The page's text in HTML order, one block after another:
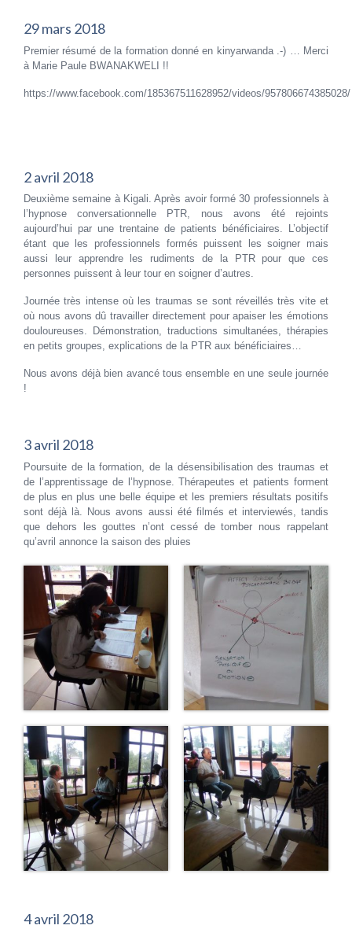
29 mars 2018
Premier résumé de la formation donné en kinyarwanda .-) … Merci
à Marie Paule BWANAKWELI !!
https://www.facebook.com/185367511628952/videos/957806674385028/
2 avril 2018
Deuxième semaine à Kigali. Après avoir formé 30 professionnels à
l’hypnose conversationnelle PTR, nous avons été rejoints
aujourd’hui par une trentaine de patients bénéficiaires. L’objectif
étant que les professionnels formés puissent les soigner mais
aussi leur apprendre les rudiments de la PTR pour que ces
personnes puissent à leur tour en soigner d’autres.
Journée très intense où les traumas se sont réveillés très vite et
où nous avons dû travailler directement pour apaiser les émotions
douloureuses. Démonstration, traductions simultanées, thérapies
en petits groupes, explications de la PTR aux bénéficiaires…
Nous avons déjà bien avancé tous ensemble en une seule journée
!
3 avril 2018
Poursuite de la formation, de la désensibilisation des traumas et
de l’apprentissage de l’hypnose. Thérapeutes et patients forment
de plus en plus une belle équipe et les premiers résultats positifs
sont déjà là. Nous avons aussi été filmés et interviewés, tandis
que dehors les gouttes n’ont cessé de tomber nous rappelant
qu’avril annonce la saison des pluies
4 avril 2018